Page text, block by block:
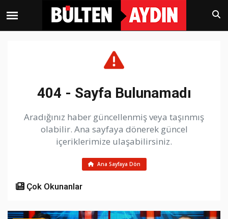
404 - Sayfa Bulunamadı
Aradığınız haber güncellenmiş veya taşınmış
olabilir. Ana sayfaya dönerek güncel
içeriklerimize ulaşabilirsiniz.
Ana Sayfaya Dön
Çok Okunanlar